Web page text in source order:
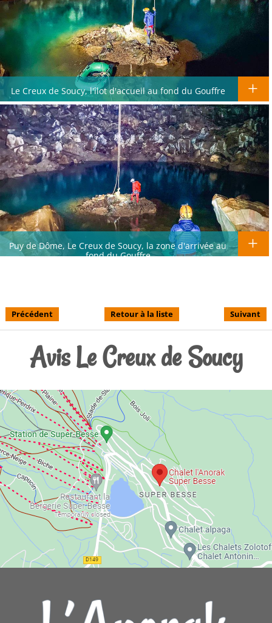
Le Creux de Soucy, l'îlot d'accueil au fond du Gouffre
Puy de Dôme, Le Creux de Soucy, la zone d'arrivée au
fond du Gouffre
Précédent Retour à la liste Suivant
Avis Le Creux de Soucy